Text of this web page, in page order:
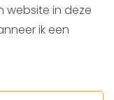
website in deze
ik een